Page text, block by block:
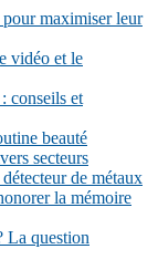
maximiser leur
vidéo et le
conseils et
beauté
secteurs
de métaux
la mémoire
La question